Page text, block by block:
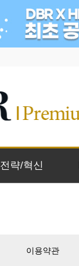
전략/혁신
이용약관